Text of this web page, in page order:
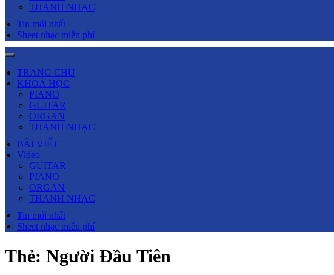
THANH NHẠC
Tin mới nhất
Sheet nhạc miễn phí
TRANG CHỦ
KHOÁ HỌC
PIANO
GUITAR
ORGAN
THANH NHẠC
BÀI VIẾT
Video
GUITAR
PIANO
ORGAN
THANH NHẠC
Tin mới nhất
Sheet nhạc miễn phí
Thẻ: Người Đầu Tiên